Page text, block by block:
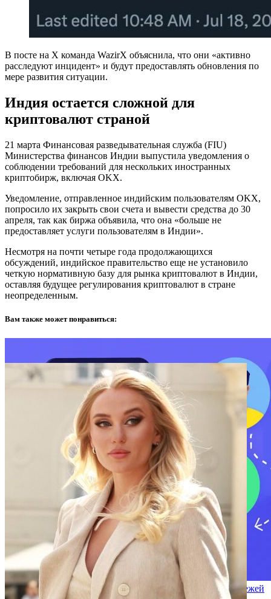
В посте на X команда WazirX объяснила, что они «активно
расследуют инцидент» и будут предоставлять обновления по
мере развития ситуации.
Индия остается сложной для
криптовалют страной
21 марта Финансовая разведывательная служба (FIU)
Министерства финансов Индии выпустила уведомления о
соблюдении требований для нескольких иностранных
криптобирж, включая OKX.
Уведомление, отправленное индийским пользователям OKX,
попросило их закрыть свои счета и вывести средства до 30
апреля, так как биржа объявила, что она «больше не
предоставляет услуги пользователям в Индии».
Несмотря на почти четыре года продолжающихся
обсуждений, индийское правительство еще не установило
четкую нормативную базу для рынка криптовалют в Индии,
оставляя будущее регулирования криптовалют в стране
неопределенным.
Вам также может понравиться:
Kraken представляет приложение для одноранговых платежей